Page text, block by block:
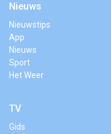
Nieuws
Nieuwstips
App
Nieuws
Sport
Het Weer
TV
Gids